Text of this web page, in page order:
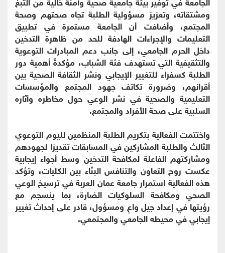
ومشتقاته، وتعزيز مسؤولية الطلبة تجاه صحتهم وصحة
المجتمع، وأضافت أن الجامعة مستمرة في تطبيق
التعليمات والإجراءات الهادفة للحد من ظاهرة التدخين
داخل الحرم الجامعي، إلى جانب دعم المبادرات التوعوية
والتثقيفية التي تستهدف فئة الشباب، مؤكدةً أهمية دور
الطلبة كسفراء للتغيير الإيجابي ونشر الثقافة الصحية بين
أقرانهم، وضرورة تكاتف جهود المجتمع والمؤسسات
التعليمية والصحية في نشر الوعي حول مخاطره وآثاره
السلبية على صحة الأفراد والمجتمع.
واختتمت الفعالية بتكريم الطلبة المنظمين لليوم التوعوي
الثالث والطلبة المشاركين في المسابقات تقديرًا لجهودهم
ومشاركتهم الفاعلة لمكافحة التدخين وسط أجواء إيجابية
عكست روح التعاون والتنافس البنّاء بين الكليات، وتؤكد
هذه الفعالية استمرار جامعة عمان العربة في ترسيخ الوعي
الصحي ومكافحة السلوكيات الضارة، بما ينسجم مع
رؤيتها في إعداد جيل واعٍ ومسؤول، قادر على إحداث تغيير
إيجابي في محيطه الجامعي والمجتمعي.